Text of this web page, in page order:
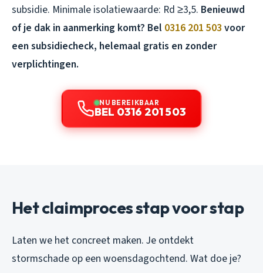
subsidie. Minimale isolatiewaarde: Rd ≥3,5. Benieuwd
of je dak in aanmerking komt? Bel 0316 201 503 voor
een subsidiecheck, helemaal gratis en zonder
verplichtingen.
NU BEREIKBAAR
BEL 0316 201 503
Het claimproces stap voor stap
Laten we het concreet maken. Je ontdekt
stormschade op een woensdagochtend. Wat doe je?